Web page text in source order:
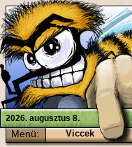
2026. augusztus 8.
Menü: Viccek